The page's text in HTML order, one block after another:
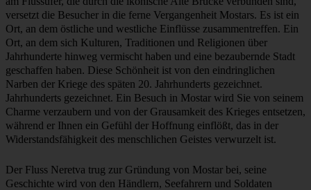
versetzt die Besucher in die ferne Vergangenheit Mostars. Es ist ein
Ort, an dem östliche und westliche Einflüsse zusammentreffen. Ein
Ort, an dem sich Kulturen, Traditionen und Religionen über
Jahrhunderte hinweg vermischt haben und eine bezaubernde Stadt
geschaffen haben. Diese Schönheit ist von den eindringlichen
Narben der Kriege des späten 20. Jahrhunderts gezeichnet.
Jahrhunderts gezeichnet. Ein Besuch in Mostar wird Sie von seinem
Charme verzaubern und von der Grausamkeit des Krieges entsetzen,
während er Ihnen ein Gefühl der Hoffnung einflößt, das in der
Widerstandsfähigkeit des menschlichen Geistes verwurzelt ist.
Der Fluss Neretva trug zur Gründung von Mostar bei, seine
Geschichte wird von den Händlern, Seefahrern und Soldaten